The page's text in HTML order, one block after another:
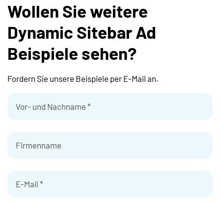
Wollen Sie weitere
Dynamic Sitebar Ad
Beispiele sehen?
Fordern Sie unsere Beispiele per E-Mail an.